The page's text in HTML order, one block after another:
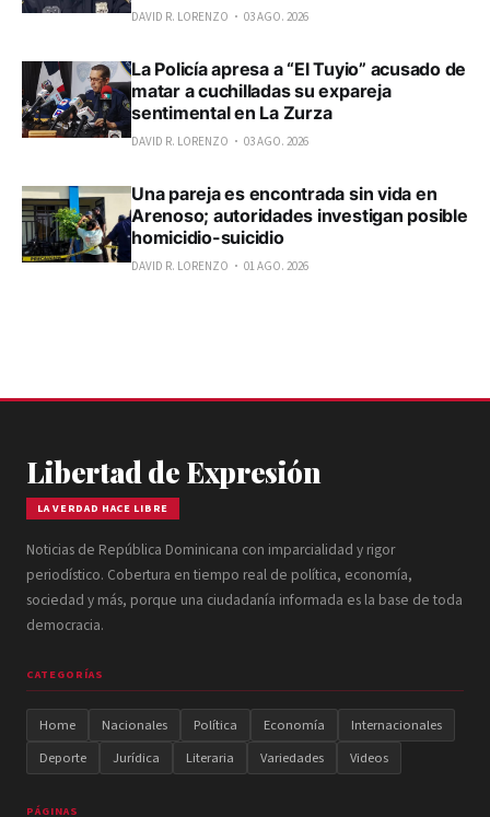
DAVID R. LORENZO 03 AGO. 2026
La Policía apresa a “El Tuyio” acusado de
matar a cuchilladas su expareja
sentimental en La Zurza
DAVID R. LORENZO 03 AGO. 2026
Una pareja es encontrada sin vida en
Arenoso; autoridades investigan posible
homicidio-suicidio
DAVID R. LORENZO 01 AGO. 2026
Libertad de Expresión
LA VERDAD HACE LIBRE
Noticias de República Dominicana con imparcialidad y rigor
periodístico. Cobertura en tiempo real de política, economía,
sociedad y más, porque una ciudadanía informada es la base de toda
democracia.
CATEGORÍAS
Home Nacionales Política Economía
Internacionales
Deporte
Jurídica Literaria Variedades Videos
PÁGINAS